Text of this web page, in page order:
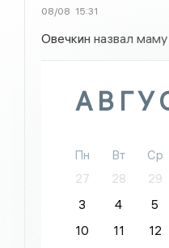
08/08 15:31
Овечкин назвал
Пн Вт Ср
27
28 29
3
4 5
10
11 12